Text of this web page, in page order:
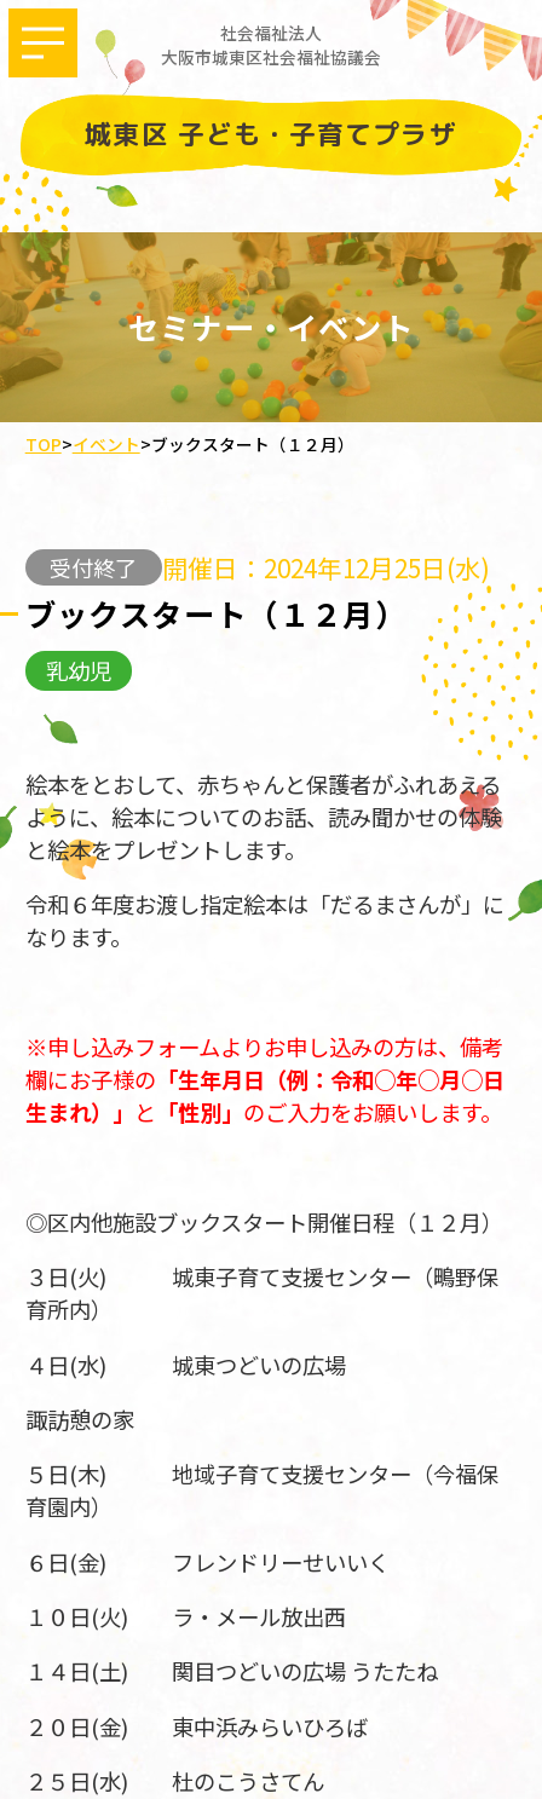
社会福祉法人
大阪市城東区社会福祉協議会
城東区 子ども・子育てプラザ
セミナー・イベント
TOP>イベント>ブックスタート（１２月）
受付終了 開催日：2024年12月25日(水)
ブックスタート（１２月）
乳幼児
絵本をとおして、赤ちゃんと保護者がふれあえる
ように、絵本についてのお話、読み聞かせの体験
と絵本をプレゼントします。
令和６年度お渡し指定絵本は「だるまさんが」に
なります。
※申し込みフォームよりお申し込みの方は、備考
欄にお子様の 「生年月日（例：令和○年○月○日
生まれ）」 と 「性別」 のご入力をお願いします。
◎区内他施設ブックスタート開催日程（１２月）
３日(火) 城東子育て支援センター（鴫野保
育所内）
４日(水) 城東つどいの広場
諏訪憩の家
５日(木) 地域子育て支援センター（今福保
育園内）
６日(金) フレンドリーせいいく
１０日(火) ラ・メール放出西
１４日(土) 関目つどいの広場 うたたね
２０日(金) 東中浜みらいひろば
２５日(水) 杜のこうさてん